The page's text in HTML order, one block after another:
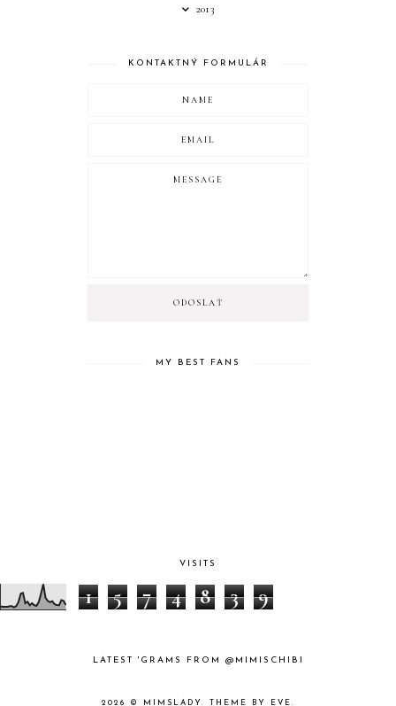
2013
KONTAKTNÝ FORMULÁR
MY BEST FANS
VISITS
1 5 7 4 8 3 9
LATEST 'GRAMS FROM @MIMISCHIBI
2026 © MIMSLADY THEME BY EVE